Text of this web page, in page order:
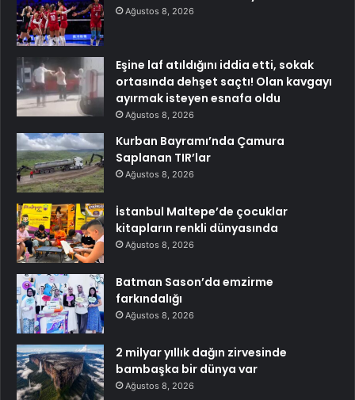
Ağustos 8, 2026
Eşine laf atıldığını iddia etti, sokak
ortasında dehşet saçtı! Olan kavgayı
ayırmak isteyen esnafa oldu
Ağustos 8, 2026
Kurban Bayramı’nda Çamura
Saplanan TIR’lar
Ağustos 8, 2026
İstanbul Maltepe’de çocuklar
kitapların renkli dünyasında
Ağustos 8, 2026
Batman Sason’da emzirme
farkındalığı
Ağustos 8, 2026
2 milyar yıllık dağın zirvesinde
bambaşka bir dünya var
Ağustos 8, 2026